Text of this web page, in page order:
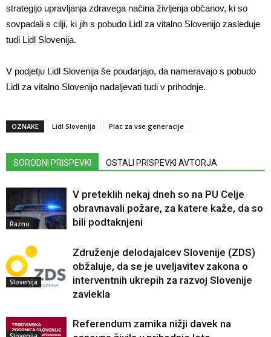
strategijo upravljanja zdravega načina življenja občanov, ki so
sovpadali s cilji, ki jih s pobudo Lidl za vitalno Slovenijo zasleduje
tudi Lidl Slovenija.
V podjetju Lidl Slovenija še poudarjajo, da nameravajo s pobudo
Lidl za vitalno Slovenijo nadaljevati tudi v prihodnje.
OZNAKE Lidl Slovenija Plac za vse generacije
SORODNI PRISPEVKI OSTALI PRISPEVKI AVTORJA
Razno
V preteklih nekaj dneh so na PU Celje
obravnavali požare, za katere kaže, da so
bili podtaknjeni
Slovenija
Združenje delodajalcev Slovenije (ZDS)
obžaluje, da se je uveljavitev zakona o
interventnih ukrepih za razvoj Slovenije
zavlekla
Referendum zamika nižji davek na